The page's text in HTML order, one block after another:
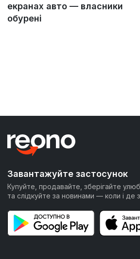
екранах авто — власники
обурені
Завантажуйте застосунок
Купуйте, продавайте, зберігайте
та слідкуйте за новинами — коли і де